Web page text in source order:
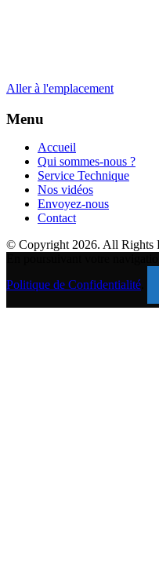
Aller à l'emplacement
Menu
Accueil
Qui sommes-nous ?
Service Technique
Nos vidéos
Envoyez-nous
Contact
© Copyright 2026. All Rights
Politique de Confidentialité